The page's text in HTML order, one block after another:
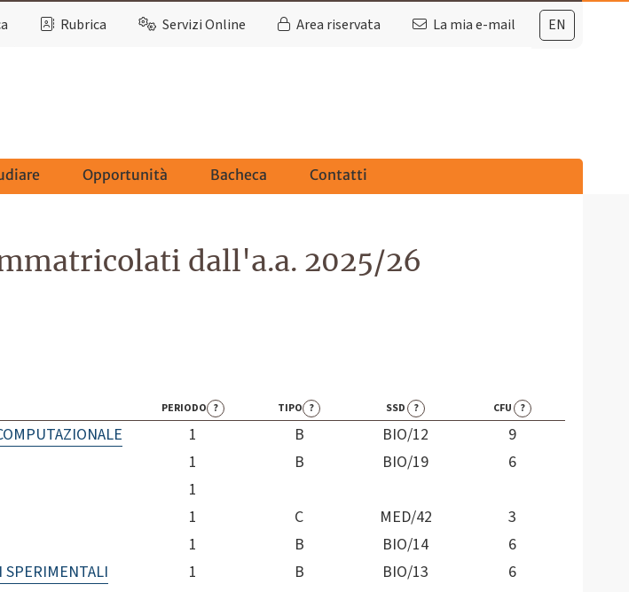
EN
Rubrica Servizi Online Area riservata La mia e-mail
Opportunità Bacheca Contatti
dall'a.a. 2025/26
PERIODO ? TIPO ? SSD ? CFU ?
1 B BIO/12
9
1 B BIO/19
6
1
1 C MED/42
3
1 B BIO/14
6
SPERIMENTALI 1 B BIO/13
6